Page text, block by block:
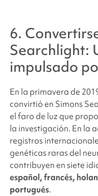
6.
Searchlight:
impulsado
En la primavera de
convirtió en Simons
el faro de luz que
la investigación. En la
registros
genéticas raras del
contribuyen en siete
español, francés,
portugués.